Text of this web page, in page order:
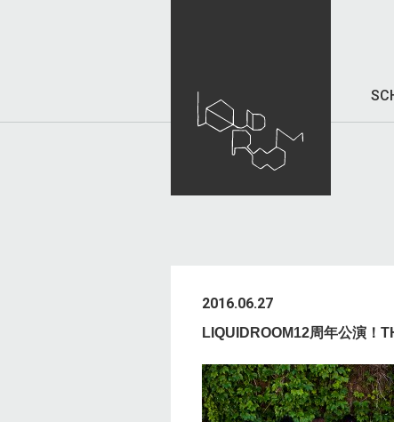
2016.06.27
LIQUIDROOM12周年公演！